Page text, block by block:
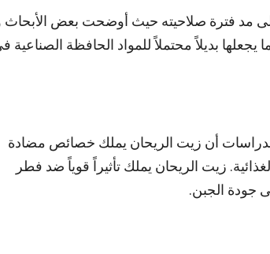
مد فترة صلاحيته حيث أوضحت بعض الأبحاث
بديلاً محتملاً للمواد الحافظة الصناعية
أن زيت الريحان يملك خصائص مضادة
زيت الريحان يملك تأثيراً قوياً ضد فطر
جودة الجبن.